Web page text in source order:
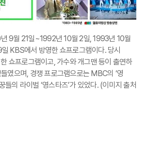
9월 21일~1992년 10월 2일, 1993년 10월
KBS에서 방영한 쇼프로그램이다. 당시
쇼프로그램이고, 가수와 개그맨 등이 출연하
였으며, 경쟁 프로그램으로는 MBC의 ‘영
들의 라이벌 ‘영스타즈’가 있었다. (이미지 출처